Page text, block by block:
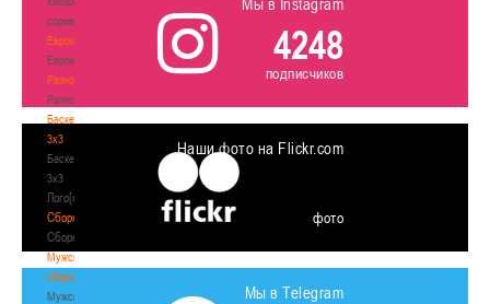
соревнования
Еврокубки
Еврокубки
Разное
Разное
Баскетбол
3х3
Баскетбол
3х3
Лого[modid=121]
Сборные
Сборные
Мужские
сборные
Мужские
Мы в Instagram
4248
подписчиков
Наши фото на Flickr.com
фото
Мы в Telegram